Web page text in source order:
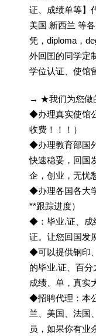
证、成绩单等】
美国 新西兰 等
凭，diploma，
外回囯的同学定
学位认证、使馆
→ ★我们为您做
◆办理真实使馆
收费！！！）
◆办理教育部国
快速稳妥，回国
企，创业，无忧
◆办理各国各大
**跟踪进度）
◆：毕业.证、成
证。让您回国发
◆可以提供钢印
的毕业.证、百分
成绩、单，真实
◆招聘代理：本
兰、美国、法国
员，如果你有业